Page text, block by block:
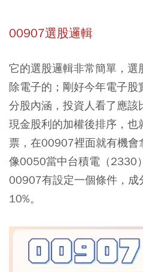
00907選股邏輯
它的選股邏輯非常簡單，
除電子的；剛好今年電子
分股內涵，投資人看了應
現金股利的加權後排序，也
票，在00907裡面就有機會
像0050當中台積電（2330
00907有設定一個條件，成
10%。